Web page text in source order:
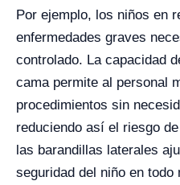
Por ejemplo, los niños en
enfermedades graves
controlado. La capacidad
cama permite al personal
procedimientos sin
reduciendo así el riesgo
las barandillas laterales
seguridad del niño en todo